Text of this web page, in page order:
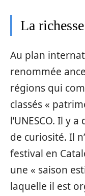
La
Au plan
renommée
régions qui
classés «
l’UNESCO. Il y
de curiosité. Il
festival en
une « saison
laquelle il est